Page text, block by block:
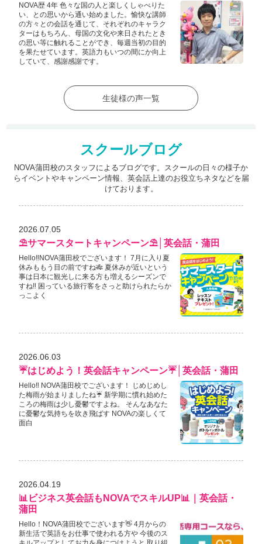
NOVA歴 4年 色々な国の人と楽しくしゃべりた
い、との思いから通い始めました。愉快な講師
の方々との会話を通じて、それぞれのキャラク
ターはもちろん、母国の文化や来日されたとき
の思い等に触れることができ、毎週当初の目的
を果たせています。英語力もいつの間にか向上
していて、感謝感謝です。
生徒様の声一覧
スクールブログ
NOVA蒲田校のスタッフによるブログです。スクールの日々の様子か
らイベントやキャンペーン情報、 英会話上達のお役立ちネタなどを届
けております。
⛱️サマースタートキャンペーン⛱️│英会話・蒲田
2026.07.05
Hello‼NOVA蒲田校でございます！ 7月に入り夏
休みももう目の前ですね🎋 夏休みが近いという
事は日本に観光しに来る方も増えるシーズンで
すね‼ 困っている旅行客をさっと助けられたらか
っこよく
☔はじめよう！英会話キャンペーン☔│英会話・蒲田
2026.06.03
Hello‼ NOVA蒲田校でございます！ じめじめし
た梅雨が始まりましたね☔ 新学期に慣れ始めた
ころの梅雨は少し憂鬱ですよね。 そんなあなた
に憂鬱な気持ちを吹き飛ばす NOVAの楽しくて
面白
📊ビジネス英会話もNOVAでスキルUP📊｜英会話・
蒲田
2026.04.19
Hello！NOVA蒲田校でございます👋 4月からの
新生活で英語をお仕事で使われる方や 今後のス